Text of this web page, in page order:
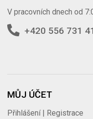
V pracovních dnech od
+420 556 731
MŮJ ÚČET
Přihlášení | Registrace